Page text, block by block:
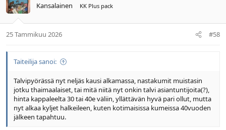
Kansalainen KK Plus pack
25 Tammikuu 2026 #58
Taiteilija sanoi:
Talvipyörässä nyt neljäs kausi alkamassa, nastakumit muistasin
jotku thaimaalaiset, tai mitä niitä nyt onkin talvi asiantuntijoita(?),
hinta kappaleelta 30 tai 40e väliin, yllättävän hyvä pari ollut, mutta
nyt alkaa kyljet halkeileen, kuten kotimaisissa kumeissa 40vuoden
jälkeen tapahtuu.